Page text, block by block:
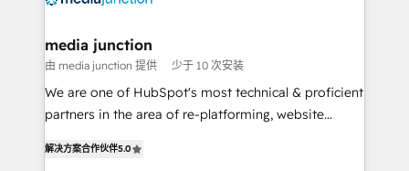
media junction
由 media junction 提供 少于 10 次安装
We are one of HubSpot's most technical & proficient
partners in the area of re-platforming, website
implementations for mid-market & enterprise
解决方案合作伙伴5.0